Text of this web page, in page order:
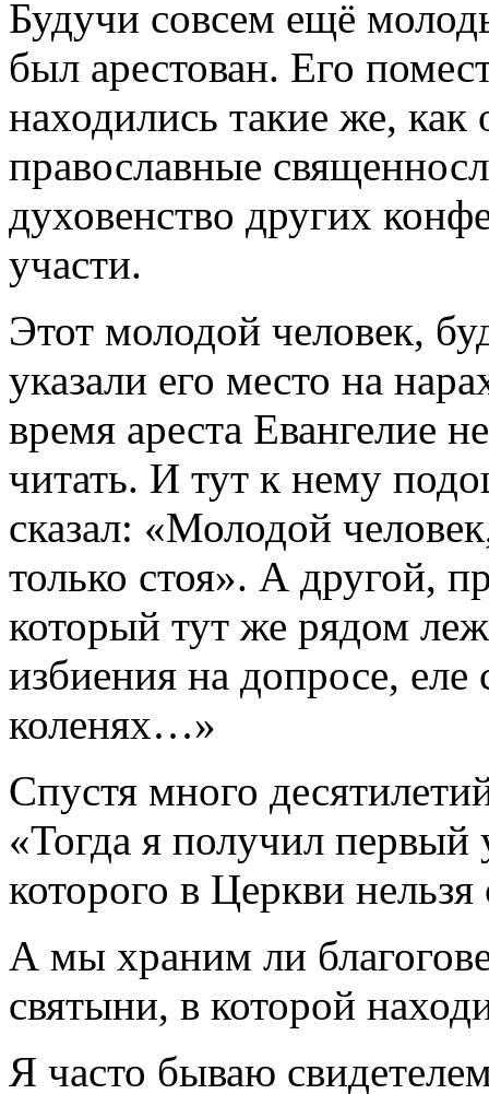
Будучи совсем ещё
был арестован. Его
находились такие же, как
православные
духовенство других
участи.
Этот молодой человек,
указали его место на
время ареста Евангелие
читать. И тут к нему
сказал: «Молодой
только стоя». А другой,
который тут же рядом
избиения на допросе,
коленях…»
Спустя много
«Тогда я получил первый
которого в Церкви
А мы храним ли
святыни, в которой
Я часто бываю